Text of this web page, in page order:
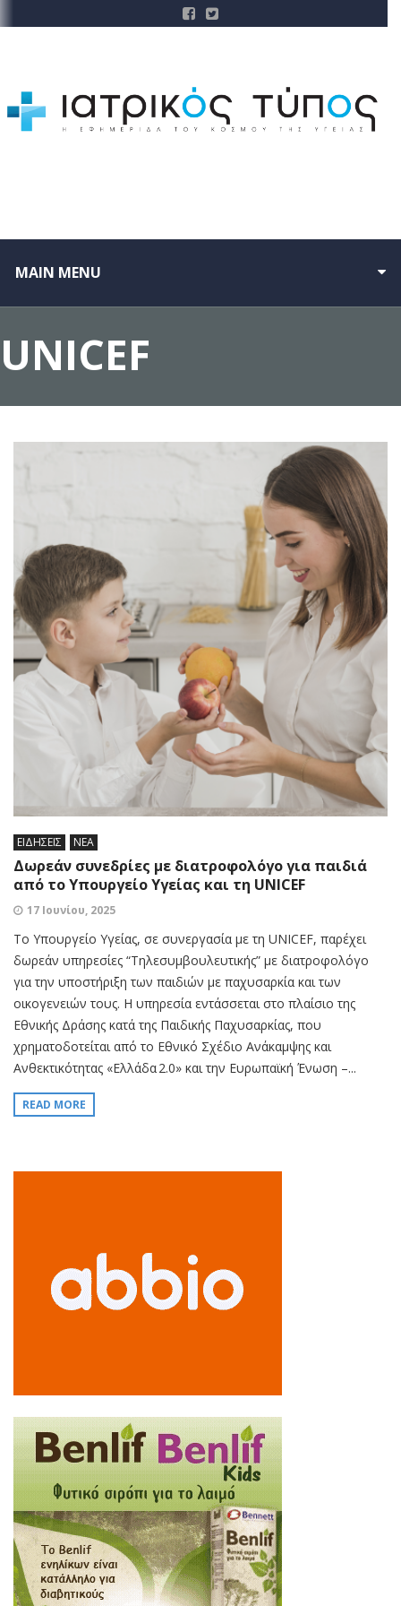
MAIN MENU
UNICEF
ΕΙΔΗΣΕΙΣ ΝΕΑ
Δωρεάν συνεδρίες με διατροφολόγο για παιδιά
από το Υπουργείο Υγείας και τη UNICEF
17 Ιουνίου, 2025
Το Υπουργείο Υγείας, σε συνεργασία με τη UNICEF, παρέχει
δωρεάν υπηρεσίες “Τηλεσυμβουλευτικής” με διατροφολόγο
για την υποστήριξη των παιδιών με παχυσαρκία και των
οικογενειών τους. Η υπηρεσία εντάσσεται στο πλαίσιο της
Εθνικής Δράσης κατά της Παιδικής Παχυσαρκίας, που
χρηματοδοτείται από το Εθνικό Σχέδιο Ανάκαμψης και
Ανθεκτικότητας «Ελλάδα 2.0» και την Ευρωπαϊκή Ένωση –...
READ MORE